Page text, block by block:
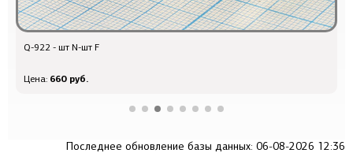
Q-922 - шт N-шт F
Цена: 660 руб.
Последнее обновление базы данных: 06-08-2026 12:36